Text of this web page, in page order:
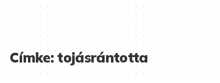
Címke:tojásrántotta